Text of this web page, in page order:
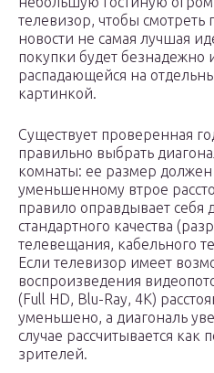
телевизор, чтобы
новости не самая лучшая
покупки будет безнадежно
распадающейся на
картинкой.
Существует проверенная
правильно выбрать
комнаты: ее размер должен
уменьшенному втрое
правило оправдывает себя
стандартного качества
телевещания, кабельного
Если телевизор имеет
воспроизведения
(Full HD, Blu-Ray, 4К)
уменьшено, а диагональ
случае рассчитывается как
зрителей.